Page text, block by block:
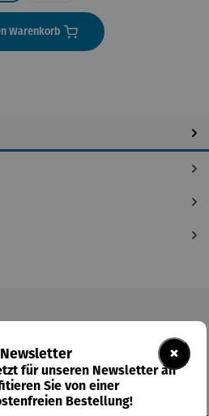
Warenkorb
kauften auch ×
Newsletter
für unseren Newsletter an
Sie von einer
Bestellung!